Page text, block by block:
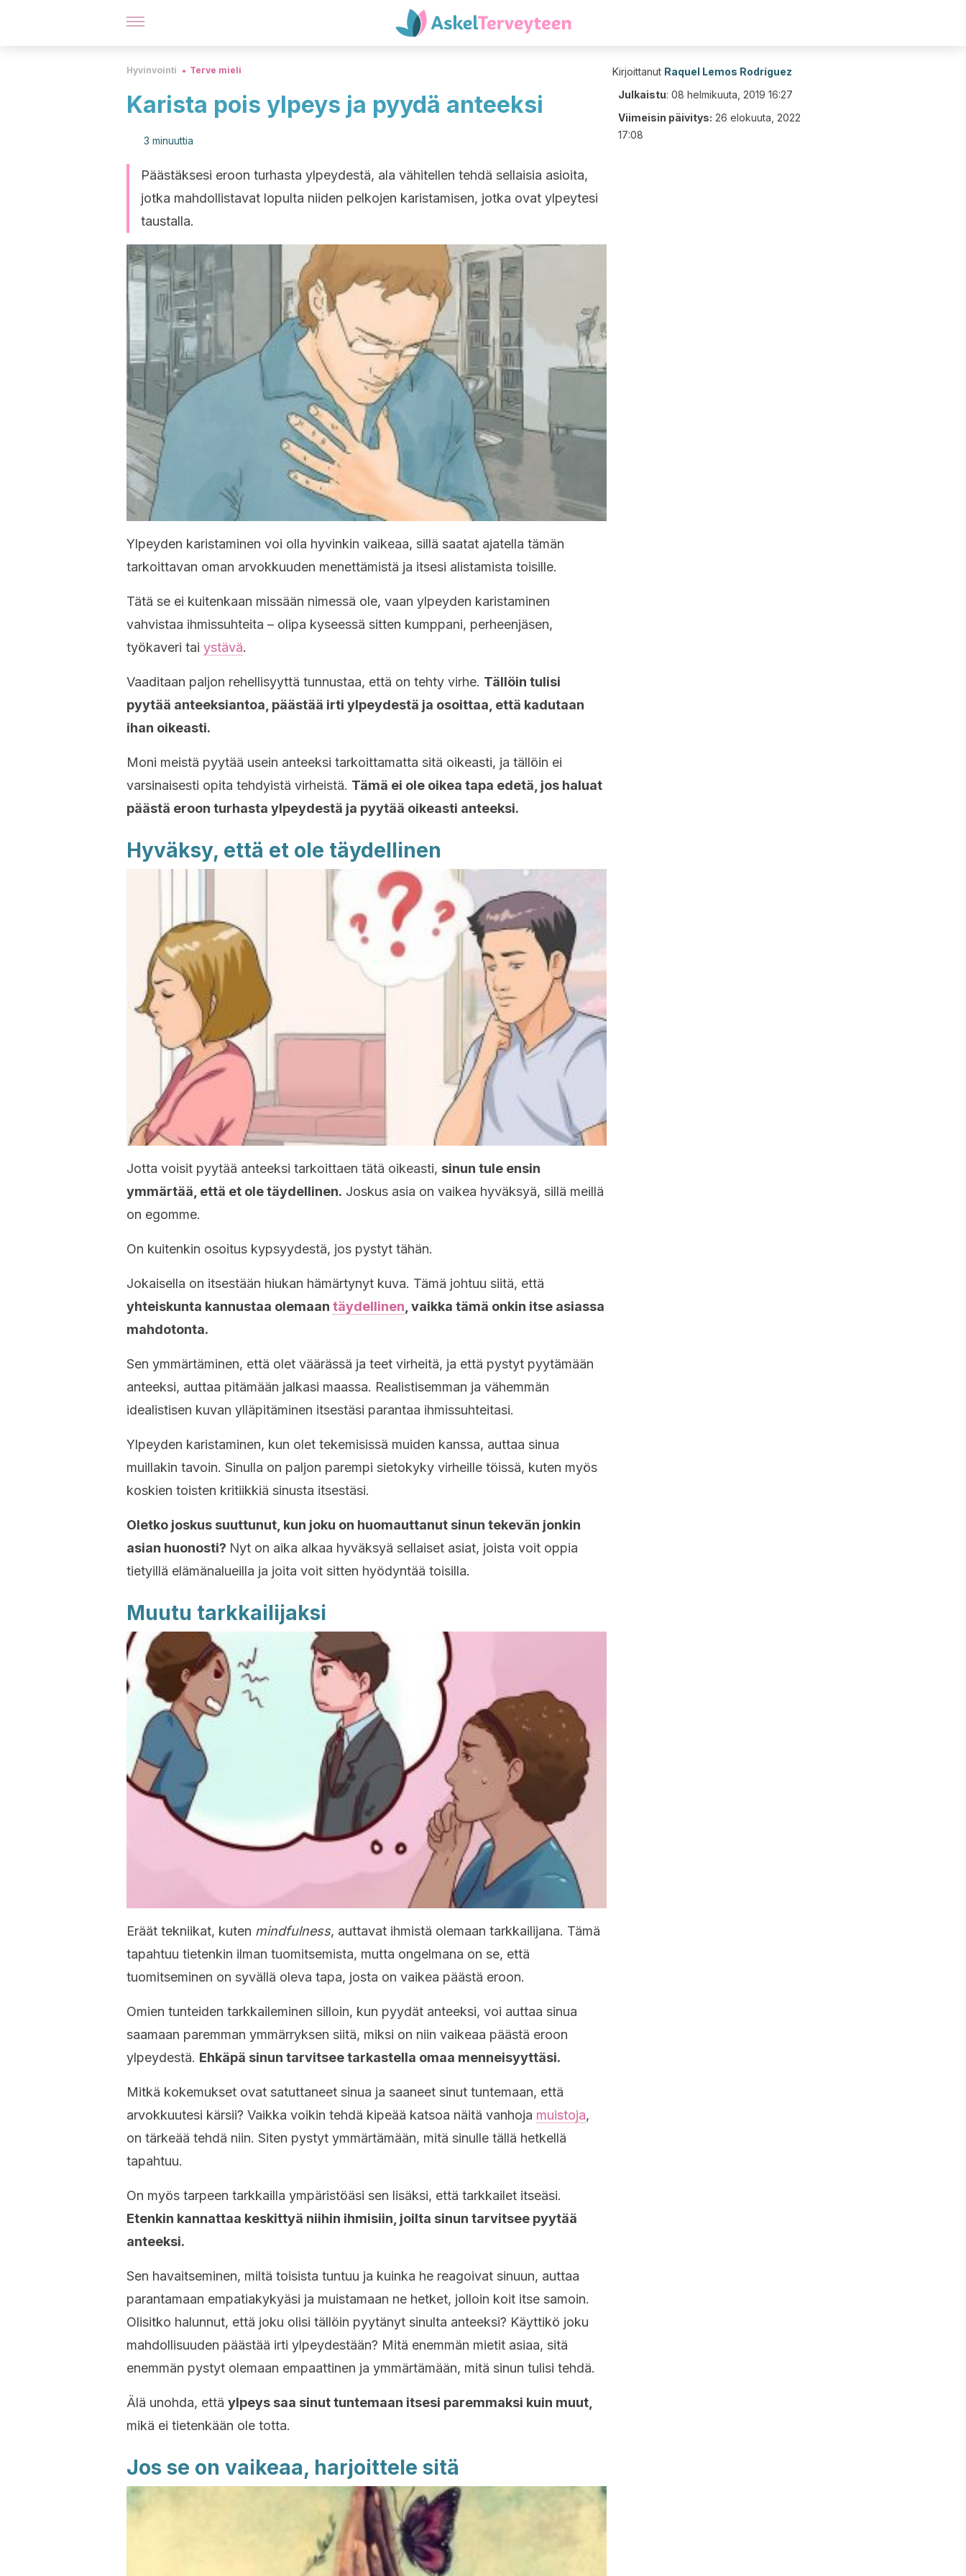
Hyvinvointi Terve mieli
Karista pois ylpeys ja pyydä anteeksi
3 minuuttia
Päästäksesi eroon turhasta ylpeydestä, ala vähitellen tehdä sellaisia asioita,
jotka mahdollistavat lopulta niiden pelkojen karistamisen, jotka ovat ylpeytesi
taustalla.
Ylpeyden karistaminen voi olla hyvinkin vaikeaa, sillä saatat ajatella tämän
tarkoittavan oman arvokkuuden menettämistä ja itsesi alistamista toisille.
Tätä se ei kuitenkaan missään nimessä ole, vaan ylpeyden karistaminen
vahvistaa ihmissuhteita – olipa kyseessä sitten kumppani, perheenjäsen,
työkaveri tai ystävä.
Vaaditaan paljon rehellisyyttä tunnustaa, että on tehty virhe. Tällöin tulisi
pyytää anteeksiantoa, päästää irti ylpeydestä ja osoittaa, että kadutaan
ihan oikeasti.
Moni meistä pyytää usein anteeksi tarkoittamatta sitä oikeasti, ja tällöin ei
varsinaisesti opita tehdyistä virheistä. Tämä ei ole oikea tapa edetä, jos haluat
päästä eroon turhasta ylpeydestä ja pyytää oikeasti anteeksi.
Hyväksy, että et ole täydellinen
Jotta voisit pyytää anteeksi tarkoittaen tätä oikeasti, sinun tule ensin
ymmärtää, että et ole täydellinen. Joskus asia on vaikea hyväksyä, sillä meillä
on egomme.
On kuitenkin osoitus kypsyydestä, jos pystyt tähän.
Jokaisella on itsestään hiukan hämärtynyt kuva. Tämä johtuu siitä, että
yhteiskunta kannustaa olemaan täydellinen , vaikka tämä onkin itse asiassa
mahdotonta.
Sen ymmärtäminen, että olet väärässä ja teet virheitä, ja että pystyt pyytämään
anteeksi, auttaa pitämään jalkasi maassa. Realistisemman ja vähemmän
idealistisen kuvan ylläpitäminen itsestäsi parantaa ihmissuhteitasi.
Ylpeyden karistaminen, kun olet tekemisissä muiden kanssa, auttaa sinua
muillakin tavoin. Sinulla on paljon parempi sietokyky virheille töissä, kuten myös
koskien toisten kritiikkiä sinusta itsestäsi.
Oletko joskus suuttunut, kun joku on huomauttanut sinun tekevän jonkin
asian huonosti? Nyt on aika alkaa hyväksyä sellaiset asiat, joista voit oppia
tietyillä elämänalueilla ja joita voit sitten hyödyntää toisilla.
Muutu tarkkailijaksi
Eräät tekniikat, kuten mindfulness, auttavat ihmistä olemaan tarkkailijana. Tämä
tapahtuu tietenkin ilman tuomitsemista, mutta ongelmana on se, että
tuomitseminen on syvällä oleva tapa, josta on vaikea päästä eroon.
Omien tunteiden tarkkaileminen silloin, kun pyydät anteeksi, voi auttaa sinua
saamaan paremman ymmärryksen siitä, miksi on niin vaikeaa päästä eroon
ylpeydestä. Ehkäpä sinun tarvitsee tarkastella omaa menneisyyttäsi.
Mitkä kokemukset ovat satuttaneet sinua ja saaneet sinut tuntemaan, että
arvokkuutesi kärsii? Vaikka voikin tehdä kipeää katsoa näitä vanhoja muistoja,
on tärkeää tehdä niin. Siten pystyt ymmärtämään, mitä sinulle tällä hetkellä
tapahtuu.
On myös tarpeen tarkkailla ympäristöäsi sen lisäksi, että tarkkailet itseäsi.
Etenkin kannattaa keskittyä niihin ihmisiin, joilta sinun tarvitsee pyytää
anteeksi.
Sen havaitseminen, miltä toisista tuntuu ja kuinka he reagoivat sinuun, auttaa
parantamaan empatiakykyäsi ja muistamaan ne hetket, jolloin koit itse samoin.
Olisitko halunnut, että joku olisi tällöin pyytänyt sinulta anteeksi? Käyttikö joku
mahdollisuuden päästää irti ylpeydestään? Mitä enemmän mietit asiaa, sitä
enemmän pystyt olemaan empaattinen ja ymmärtämään, mitä sinun tulisi tehdä.
Älä unohda, että ylpeys saa sinut tuntemaan itsesi paremmaksi kuin muut,
mikä ei tietenkään ole totta.
Jos se on vaikeaa, harjoittele sitä
Kirjoittanut Raquel Lemos Rodríguez
Julkaistu: 08 helmikuuta, 2019 16:27
Viimeisin päivitys: 26 elokuuta, 2022
17:08